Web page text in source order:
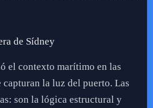
de Sídney
el contexto marítimo en las
capturan la luz del puerto. Las
son la lógica estructural y